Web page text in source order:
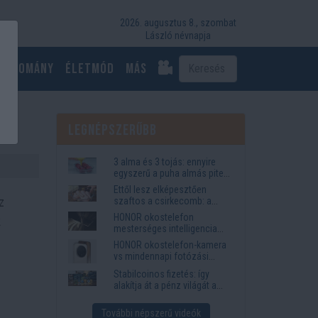
2026. augusztus 8., szombat
László névnapja
Tudomány Életmód más
3 alma és 3 tojás: ennyire
egyszerű a puha almás pite
titka
Ettől lesz elképesztően
szaftos a csirkecomb: a
sörös pác a titok
HONOR okostelefon
mesterséges intelligencia
funkciók, amelyek
megkönnyítik az életet
HONOR okostelefon-kamera
vs mindennapi fotózási
igények
Stabilcoinos fizetés: így
alakítja át a pénz világát a
Western Union
További népszerű videók